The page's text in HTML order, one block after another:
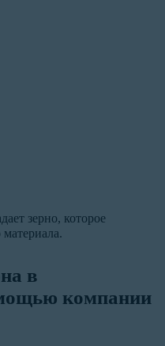
зерно, которое
материала.
в
компании